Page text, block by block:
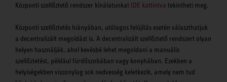
Központi szellőztető rendszer kínálatunkat IDE kattintva tekintheti meg.
Központi szellőztetés hiányában, utólagos felújítás esetén választhatjuk
a decentralizált megoldást is. A decentralizált szellőztető rendszert olyan
helyen használják, ahol kevésbé lehet megoldani a manuális
szellőztetést, például fürdőszobában vagy konyhában. Ezekben a
helyiségekben viszonylag sok nedvesség keletkezik, amely nem tud